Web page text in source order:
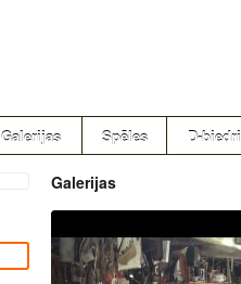
Galerijas Spēles D-biedri
Galerijas